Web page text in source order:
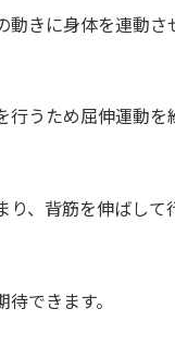
動きに身体を連動さ
行うため屈伸運動を
り、背筋を伸ばして
できます。